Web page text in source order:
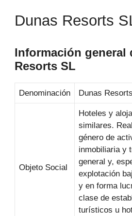
Dunas Resorts
Información general
Resorts SL
Denominación Dunas
Objeto Social
Hoteles y
similares.
género de
inmobiliaria y
general y,
explotación
y en forma
clase de
turísticos u